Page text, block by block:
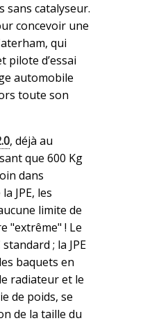
sans catalyseur.
concevoir une
qui
pilote d’essai
automobile
toute son
, déjà au
que 600 Kg
dans
JPE, les
limite de
"extrême" ! Le
; la JPE
baquets en
radiateur et le
de poids, se
de la taille du